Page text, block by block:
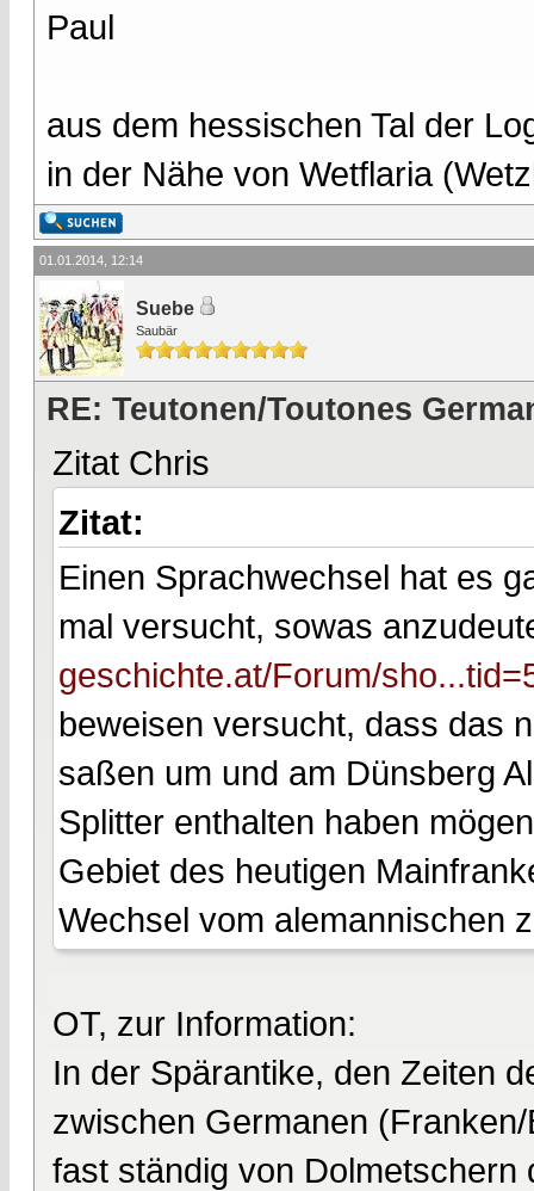
Paul
aus dem hessischen Tal der
in der Nähe von Wetflaria
01.01.2014, 12:14
Suebe
Saubär
RE: Teutonen/Toutones
Zitat Chris
Zitat:
Einen Sprachwechsel hat es
mal versucht, sowas
geschichte.at/Forum/
beweisen versucht, dass das
saßen um und am Dünsberg
Splitter enthalten haben
Gebiet des heutigen
Wechsel vom alemannischen
OT, zur Information:
In der Spärantike, den Zeiten
zwischen Germanen
fast ständig von Dolmetschern